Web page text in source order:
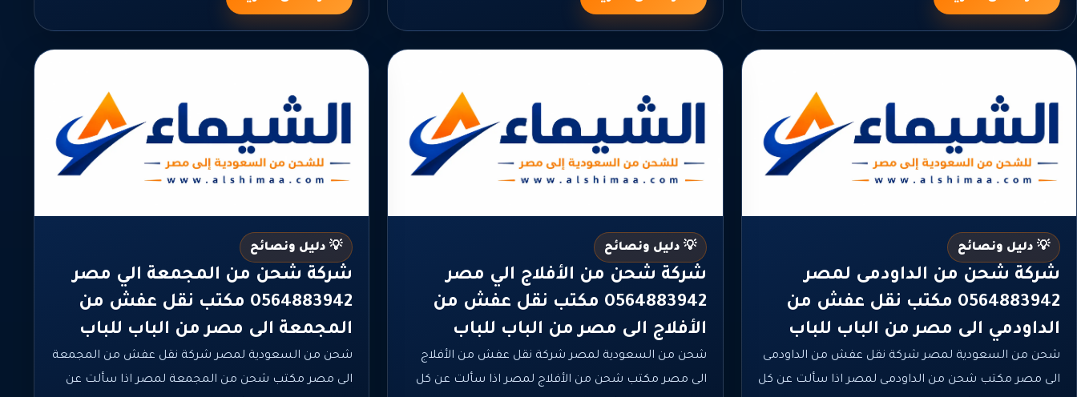
💡 دليل ونصائح
شركة شحن من الداودمى لمصر
0564883942 مكتب نقل عفش من
الداودمي الى مصر من الباب للباب
شحن من السعودية لمصر شركة نقل عفش من الداودمى
الى مصر مكتب شحن من الداودمى لمصر اذا سألت عن كل
💡 دليل ونصائح
شركة شحن من الأفلاج الي مصر
0564883942 مكتب نقل عفش من
الأفلاج الى مصر من الباب للباب
شحن من السعودية لمصر شركة نقل عفش من الأفلاج
الى مصر مكتب شحن من الأفلاج لمصر اذا سألت عن كل
💡 دليل ونصائح
شركة شحن من المجمعة الي مصر
0564883942 مكتب نقل عفش من
المجمعة الى مصر من الباب للباب
شحن من السعودية لمصر شركة نقل عفش من المجمعة
الى مصر مكتب شحن من المجمعة لمصر اذا سألت عن